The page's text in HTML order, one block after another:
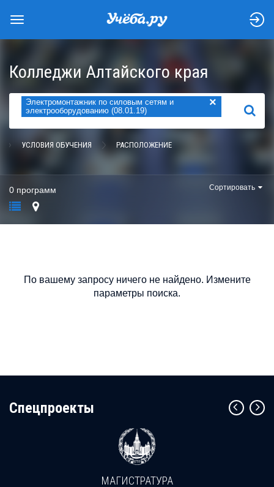
Колледжи Алтайского края
Электромонтажник по силовым сетям и
электрооборудованию (08.01.19)
×
НАЙТИ
УСЛОВИЯ ОБУЧЕНИЯ РАСПОЛОЖЕНИЕ
0 программ Сортировать
По вашему запросу ничего не найдено. Измените
параметры поиска.
Cпецпроекты
МАГИСТРАТУРА